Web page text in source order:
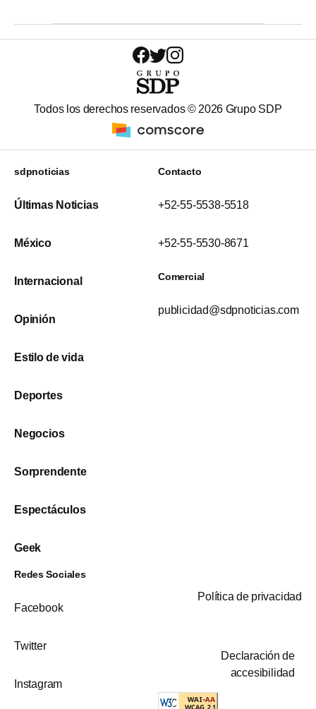
Todos los derechos reservados © 2026 Grupo SDP
sdpnoticias
Últimas Noticias
México
Internacional
Opinión
Estilo de vida
Deportes
Negocios
Sorprendente
Espectáculos
Geek
Contacto
+52-55-5538-5518
+52-55-5530-8671
Comercial
publicidad@sdpnoticias.com
Redes Sociales
Facebook
Twitter
Instagram
Política de privacidad
Declaración de
accesibilidad